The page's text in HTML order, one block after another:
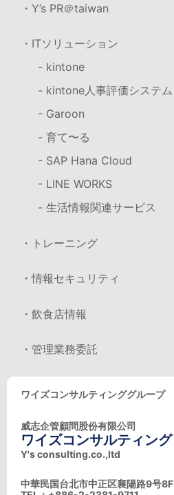
・Y’s PR＠taiwan
・ITソリューション
- kintone
- kintone人事評価システム
- Garoon
- 育て〜る
- SAP Hana Cloud
- LINE WORKS
- 生活情報関連サービス
・トレーニング
・情報セキュリティ
・飲食店情報
・管理業務委託
ワイズコンサルティンググループ
威志企管顧問股份有限公司
ワイズコンサルティング
Y's consulting.co.,ltd
中華民国台北市中正区襄陽路9号8F